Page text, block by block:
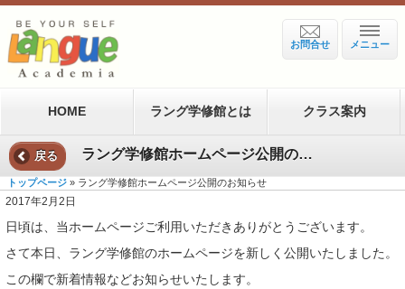
メニュー
お問合せ
HOME ラング学修館とは クラス案内
戻る ラング学修館ホームページ公開のお知らせ
トップページ » ラング学修館ホームページ公開のお知らせ
2017年2月2日
日頃は、当ホームページご利用いただきありがとうございます。
さて本日、ラング学修館のホームページを新しく公開いたしました。
この欄で新着情報などお知らせいたします。